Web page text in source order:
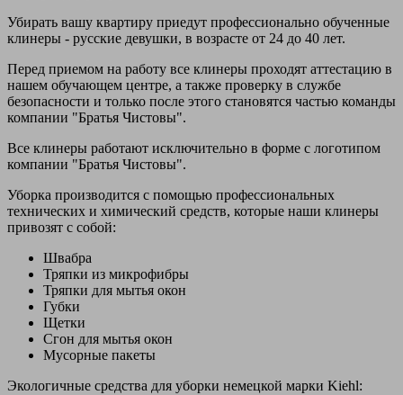
Убирать вашу квартиру приедут профессионально обученные
клинеры - русские девушки, в возрасте от 24 до 40 лет.
Перед приемом на работу все клинеры проходят аттестацию в
нашем обучающем центре, а также проверку в службе
безопасности и только после этого становятся частью команды
компании "Братья Чистовы".
Все клинеры работают исключительно в форме с логотипом
компании "Братья Чистовы".
Уборка производится с помощью профессиональных
технических и химический средств, которые наши клинеры
привозят с собой:
Швабра
Тряпки из микрофибры
Тряпки для мытья окон
Губки
Щетки
Сгон для мытья окон
Мусорные пакеты
Экологичные средства для уборки немецкой марки Kiehl: